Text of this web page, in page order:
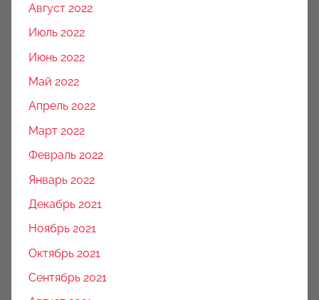
Август 2022
Июль 2022
Июнь 2022
Май 2022
Апрель 2022
Март 2022
Февраль 2022
Январь 2022
Декабрь 2021
Ноябрь 2021
Октябрь 2021
Сентябрь 2021